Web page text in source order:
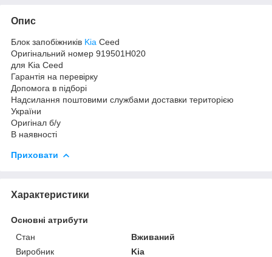
Опис
Блок запобіжників Kia Ceed
Оригінальний номер 919501H020
для Kia Ceed
Гарантія на перевірку
Допомога в підборі
Надсилання поштовими службами доставки територією
України
Оригінал б/у
В наявності
Приховати
Характеристики
Основні атрибути
Стан
Вживаний
Виробник
Kia